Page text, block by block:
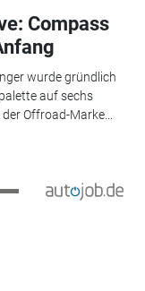
Compass
wurde gründlich
auf sechs
Offroad-Marke...